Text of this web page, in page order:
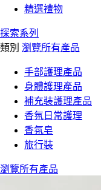
精選禮物
探索系列
類別 瀏覽所有產品
手部護理產品
身體護理產品
補充裝護理產品
香氛日常護理
香氛皂
旅行裝
瀏覽所有產品